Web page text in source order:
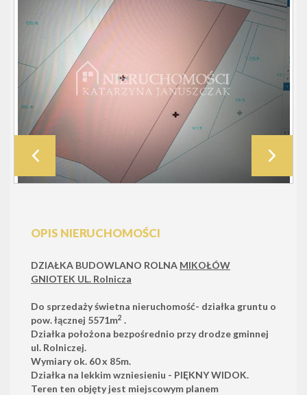
OPIS NIERUCHOMOŚCI
DZIAŁKA BUDOWLANO ROLNA MIKOŁÓW
GNIOTEK UL. Rolnicza
Do sprzedaży świetna nieruchomość- działka gruntu o
pow. łącznej 5571m2 .
Działka położona bezpośrednio przy drodze gminnej
ul. Rolniczej.
Wymiary ok. 60 x 85m.
Działka na lekkim wzniesieniu - PIĘKNY WIDOK.
Teren ten objęty jest miejscowym planem